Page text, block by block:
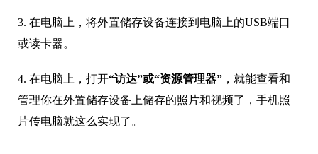
3. 在电脑上，将外置储存设备连接到电脑上的USB端口
或读卡器。
4. 在电脑上，打开“访达”或“资源管理器” ，就能查看和
管理你在外置储存设备上储存的照片和视频了，手机照
片传电脑就这么实现了。